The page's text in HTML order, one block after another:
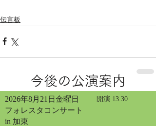
伝言板
今後の公演案内
2026年8月21日金曜日 開演 13:30
フォレスタコンサート
in 加東